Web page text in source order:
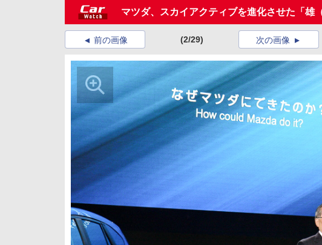
マツダ、スカイアクティブを進化させた「雄
前の画像 (2/29) 次の画像